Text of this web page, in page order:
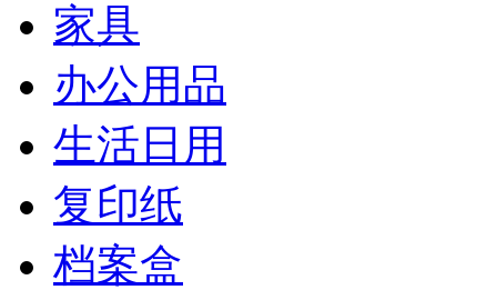
家具
办公用品
生活日用
复印纸
档案盒